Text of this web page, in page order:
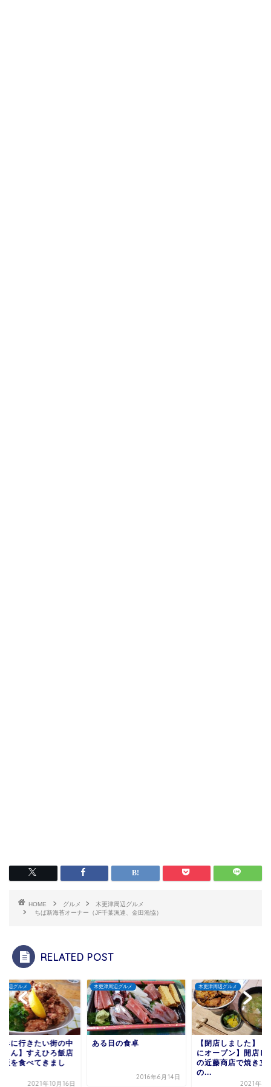
HOME グルメ
木更津周辺グルメ
ちば新海苔オーナー（JF千葉漁連、金田漁協）
RELATED POST
周辺グルメ
みに行きたい街の中
さん】すえひろ飯店
飯を食べてきまし
2021年10月16日
木更津周辺グルメ
ある日の食卓
2016年6月14日
木更津周辺グルメ
【閉店しました】【
にオープン】開店し
の近藤商店で焼き立
の...
2021年4